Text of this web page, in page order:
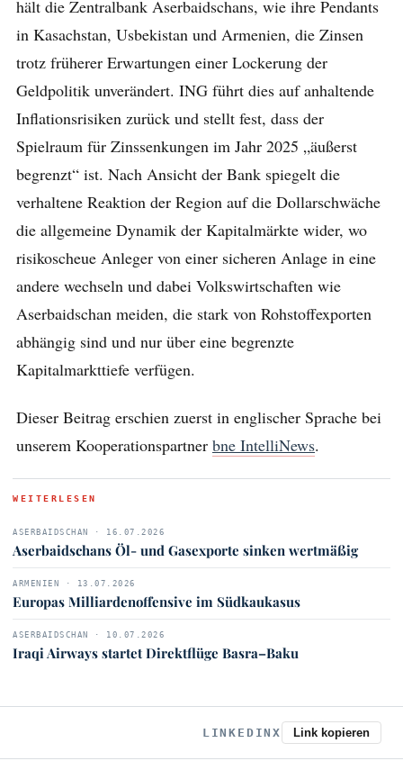
hält die Zentralbank Aserbaidschans, wie ihre Pendants
in Kasachstan, Usbekistan und Armenien, die Zinsen
trotz früherer Erwartungen einer Lockerung der
Geldpolitik unverändert. ING führt dies auf anhaltende
Inflationsrisiken zurück und stellt fest, dass der
Spielraum für Zinssenkungen im Jahr 2025 „äußerst
begrenzt“ ist. Nach Ansicht der Bank spiegelt die
verhaltene Reaktion der Region auf die Dollarschwäche
die allgemeine Dynamik der Kapitalmärkte wider, wo
risikoscheue Anleger von einer sicheren Anlage in eine
andere wechseln und dabei Volkswirtschaften wie
Aserbaidschan meiden, die stark von Rohstoffexporten
abhängig sind und nur über eine begrenzte
Kapitalmarkttiefe verfügen.
Dieser Beitrag erschien zuerst in englischer Sprache bei
unserem Kooperationspartner bne IntelliNews.
WEITERLESEN
ASERBAIDSCHAN · 16.07.2026
Aserbaidschans Öl- und Gasexporte sinken wertmäßig
ARMENIEN · 13.07.2026
Europas Milliardenoffensive im Südkaukasus
ASERBAIDSCHAN · 10.07.2026
Iraqi Airways startet Direktflüge Basra–Baku
LINKEDINX Link kopieren